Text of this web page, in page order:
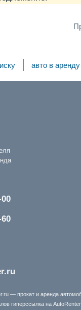
авто в
— прокат и аренда
гиперссылка на